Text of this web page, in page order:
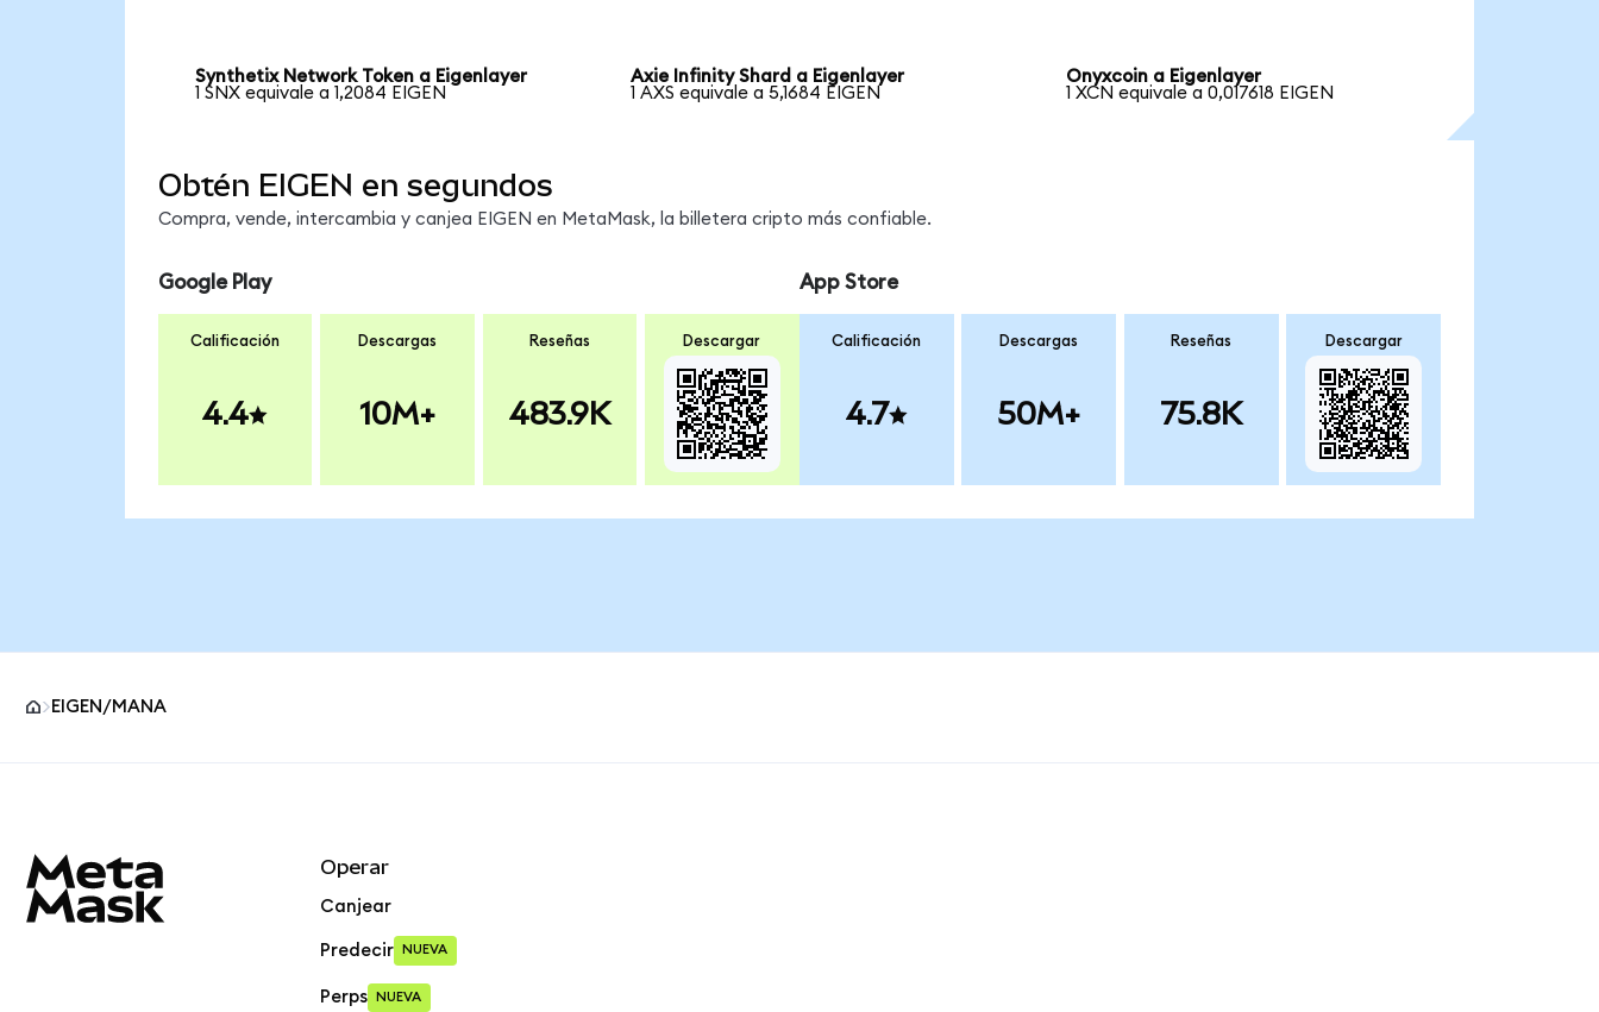
Synthetix Network Token a Eigenlayer
1 SNX equivale a 1,2084 EIGEN
Axie Infinity Shard a Eigenlayer
1 AXS equivale a 5,1684 EIGEN
Onyxcoin a Eigenlayer
1 XCN equivale a 0,017618 EIGEN
Obtén EIGEN en segundos
Compra, vende, intercambia y canjea EIGEN en MetaMask, la billetera cripto más confiable.
Google Play
Calificación
4.4
Descargas
10M+
Reseñas
483.9K
Descargar
App Store
Calificación
4.7
Descargas
50M+
Reseñas
75.8K
Descargar
EIGEN/MANA
Operar
Canjear
Predecir NUEVA
Perps NUEVA